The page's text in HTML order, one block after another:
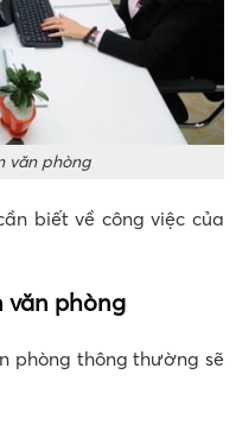
văn phòng
biết về công việc của
văn phòng
phòng thông thường sẽ